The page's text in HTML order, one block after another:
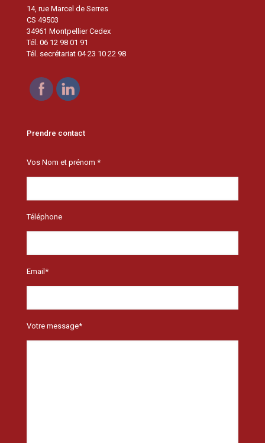
14, rue Marcel de Serres
CS 49503
34961 Montpellier Cedex
Tél. 06 12 98 01 91
Tél. secrétariat 04 23 10 22 98
Prendre contact
Vos Nom et prénom *
Téléphone
Email*
Votre message*